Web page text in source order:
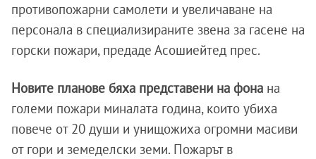
противопожарни самолети и увеличаване на
персонала в специализираните звена за гасене на
горски пожари, предаде Асошиейтед прес.
Новите планове бяха представени на фона на
големи пожари миналата година, които убиха
повече от 20 души и унищожиха огромни масиви
от гори и земеделски земи. Пожарът в